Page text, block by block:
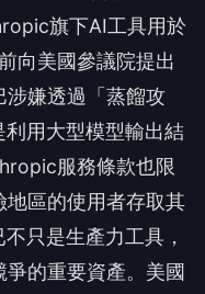
旗下AI工具用於
向美國參議院提出
涉嫌透過「蒸餾攻
用大型模型輸出結
服務條款也限
區的使用者存取其
只是生產力工具，
的重要資產。美國